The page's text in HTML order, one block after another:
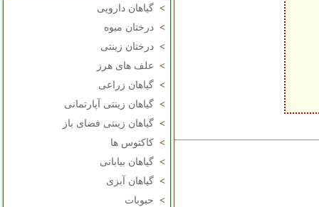
> گیاهان دارویی
> درختان میوه
> درختان زینتی
> علف های هرز
> گیاهان زراعی
> گیاهان زینتی آپارتمانی
> گیاهان زینتی فضای باز
> کاکتوس ها
> گیاهان بیابانی
> گیاهان آبزی
> حبوبات